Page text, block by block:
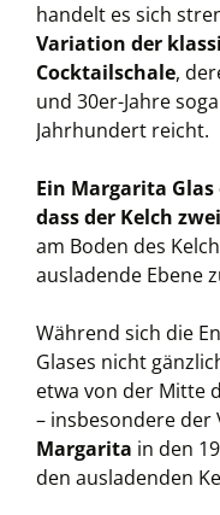
handelt es sich
Variation der
Cocktailschale,
und 30er-Jahre
Jahrhundert reicht.
Ein Margarita
dass der Kelch
am Boden des
ausladende Ebene
Während sich die
Glases nicht
etwa von der Mitte
– insbesondere
Margarita in den
den ausladenden